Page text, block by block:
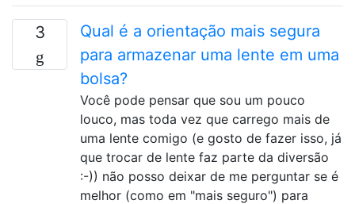
3
Qual é a orientação mais segura
para armazenar uma lente em uma
bolsa?
Você pode pensar que sou um pouco
louco, mas toda vez que carrego mais de
uma lente comigo (e gosto de fazer isso, já
que trocar de lente faz parte da diversão
:-)) não posso deixar de me perguntar se é
melhor (como em "mais seguro") para